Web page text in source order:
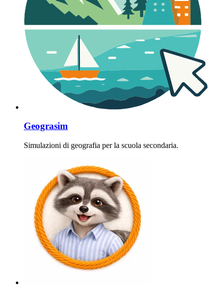
Geograsim
Simulazioni di geografia per la scuola secondaria.